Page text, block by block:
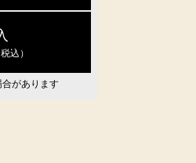
込）
があります